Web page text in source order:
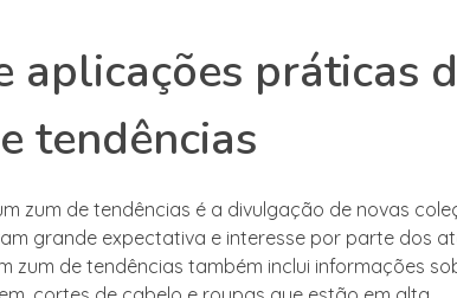
aplicações práticas
tendências
zum de tendências é a divulgação de novas
grande expectativa e interesse por parte dos
zum de tendências também inclui informações